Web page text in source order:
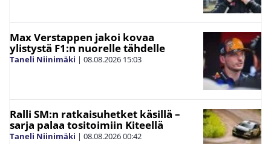
Max Verstappen jakoi kovaa
ylistystä F1:n nuorelle tähdelle
Taneli Niinimäki | 08.08.2026 15:03
Ralli SM:n ratkaisuhetket käsillä –
sarja palaa tositoimiin Kiteellä
Taneli Niinimäki | 08.08.202600:42